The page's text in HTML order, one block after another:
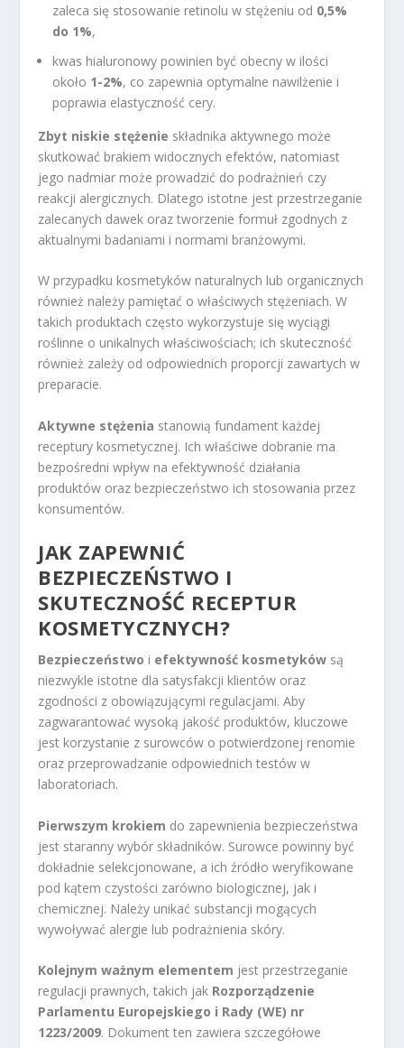
zaleca się stosowanie retinolu w stężeniu od 0,5%
do 1%,
kwas hialuronowy powinien być obecny w ilości
około 1-2%, co zapewnia optymalne nawilżenie i
poprawia elastyczność cery.
Zbyt niskie stężenie składnika aktywnego może
skutkować brakiem widocznych efektów, natomiast
jego nadmiar może prowadzić do podrażnień czy
reakcji alergicznych. Dlatego istotne jest przestrzeganie
zalecanych dawek oraz tworzenie formuł zgodnych z
aktualnymi badaniami i normami branżowymi.
W przypadku kosmetyków naturalnych lub organicznych
również należy pamiętać o właściwych stężeniach. W
takich produktach często wykorzystuje się wyciągi
roślinne o unikalnych właściwościach; ich skuteczność
również zależy od odpowiednich proporcji zawartych w
preparacie.
Aktywne stężenia stanowią fundament każdej
receptury kosmetycznej. Ich właściwe dobranie ma
bezpośredni wpływ na efektywność działania
produktów oraz bezpieczeństwo ich stosowania przez
konsumentów.
JAK ZAPEWNIĆ
BEZPIECZEŃSTWO I
SKUTECZNOŚĆ RECEPTUR
KOSMETYCZNYCH?
Bezpieczeństwo i efektywność kosmetyków są
niezwykle istotne dla satysfakcji klientów oraz
zgodności z obowiązującymi regulacjami. Aby
zagwarantować wysoką jakość produktów, kluczowe
jest korzystanie z surowców o potwierdzonej renomie
oraz przeprowadzanie odpowiednich testów w
laboratoriach.
Pierwszym krokiem do zapewnienia bezpieczeństwa
jest staranny wybór składników. Surowce powinny być
dokładnie selekcjonowane, a ich źródło weryfikowane
pod kątem czystości zarówno biologicznej, jak i
chemicznej. Należy unikać substancji mogących
wywoływać alergie lub podrażnienia skóry.
Kolejnym ważnym elementem jest przestrzeganie
regulacji prawnych, takich jak Rozporządzenie
Parlamentu Europejskiego i Rady (WE) nr
1223/2009. Dokument ten zawiera szczegółowe